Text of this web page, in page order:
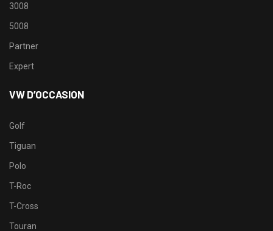
3008
5008
Partner
Expert
VW D’OCCASION
Golf
Tiguan
Polo
T-Roc
T-Cross
Touran